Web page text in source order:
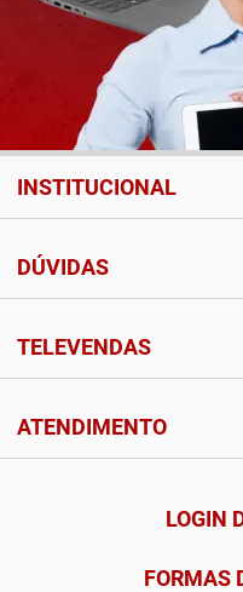
INSTITUCIONAL
DÚVIDAS
TELEVENDAS
ATENDIMENTO
LOGIN
FORMAS